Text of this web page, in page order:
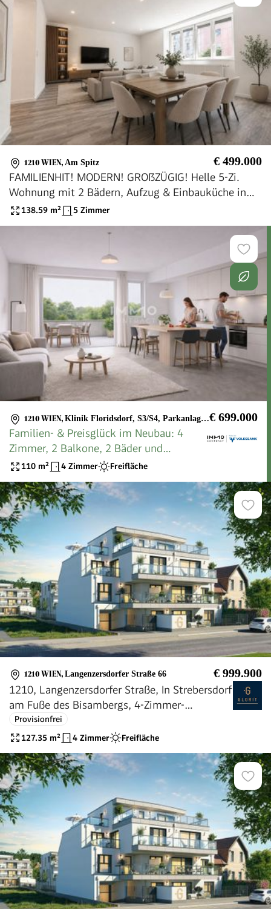
1210 WIEN, Am Spitz € 499.000
FAMILIENHIT! MODERN! GROßZÜGIG! Helle 5-Zi.
Wohnung mit 2 Bädern, Aufzug & Einbauküche in
1210 Wien!
138.59 m² 5 Zimmer
1210 WIEN, Klinik Floridsdorf, S3/S4, Parkanlage Ruthnergasse € 699.000
Familien- & Preisglück im Neubau: 4
Zimmer, 2 Balkone, 2 Bäder und
absolute Ruhelage
110 m² 4 Zimmer Freifläche
1210 WIEN, Langenzersdorfer Straße 66 € 999.900
1210, Langenzersdorfer Straße, In Strebersdorf
am Fuße des Bisambergs, 4-Zimmer-
Eigentumswohnung
Provisionfrei
127.35 m² 4 Zimmer Freifläche